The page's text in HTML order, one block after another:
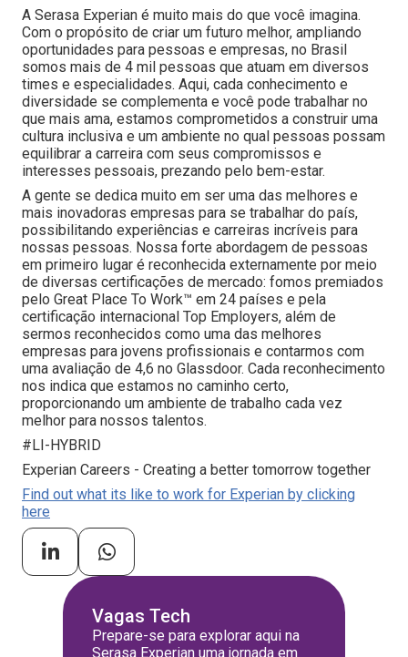
A Serasa Experian é muito mais do que você imagina.
Com o propósito de criar um futuro melhor, ampliando
oportunidades para pessoas e empresas, no Brasil
somos mais de 4 mil pessoas que atuam em diversos
times e especialidades. Aqui, cada conhecimento e
diversidade se complementa e você pode trabalhar no
que mais ama, estamos comprometidos a construir uma
cultura inclusiva e um ambiente no qual pessoas possam
equilibrar a carreira com seus compromissos e
interesses pessoais, prezando pelo bem-estar.
A gente se dedica muito em ser uma das melhores e
mais inovadoras empresas para se trabalhar do país,
possibilitando experiências e carreiras incríveis para
nossas pessoas. Nossa forte abordagem de pessoas
em primeiro lugar é reconhecida externamente por meio
de diversas certificações de mercado: fomos premiados
pelo Great Place To Work™ em 24 países e pela
certificação internacional Top Employers, além de
sermos reconhecidos como uma das melhores
empresas para jovens profissionais e contarmos com
uma avaliação de 4,6 no Glassdoor. Cada reconhecimento
nos indica que estamos no caminho certo,
proporcionando um ambiente de trabalho cada vez
melhor para nossos talentos.
#LI-HYBRID
Experian Careers - Creating a better tomorrow together
Find out what its like to work for Experian by clicking
here
Vagas Tech
Prepare-se para explorar aqui na
Serasa Experian uma jornada em